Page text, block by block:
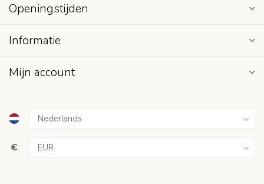
Openingstijden
Informatie
Mijn account
€